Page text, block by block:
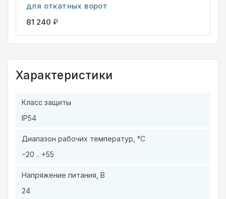
для откатных ворот
81 240 ₽
Характеристики
Класс защиты
IP54
Диапазон рабочих температур, °C
−20 .. +55
Напряжение питания, В
24